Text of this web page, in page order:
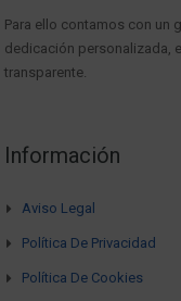
Para ello contamos con un
dedicación personalizada,
transparente.
Información
Aviso Legal
Política De Privacidad
Política De Cookies